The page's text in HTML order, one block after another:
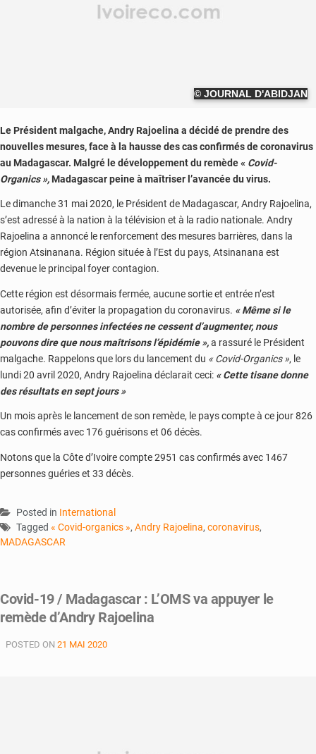
© JOURNAL D'ABIDJAN
Le Président malgache, Andry Rajoelina a décidé de prendre des
nouvelles mesures, face à la hausse des cas confirmés de coronavirus
au Madagascar. Malgré le développement du remède « Covid-
Organics », Madagascar peine à maîtriser l’avancée du virus.
Le dimanche 31 mai 2020, le Président de Madagascar, Andry Rajoelina,
s’est adressé à la nation à la télévision et à la radio nationale. Andry
Rajoelina a annoncé le renforcement des mesures barrières, dans la
région Atsinanana. Région située à l’Est du pays, Atsinanana est
devenue le principal foyer contagion.
Cette région est désormais fermée, aucune sortie et entrée n’est
autorisée, afin d’éviter la propagation du coronavirus. « Même si le
nombre de personnes infectées ne cessent d’augmenter, nous
pouvons dire que nous maîtrisons l’épidémie »,a rassuré le Président
malgache. Rappelons que lors du lancement du « Covid-Organics », le
lundi 20 avril 2020, Andry Rajoelina déclarait ceci: « Cette tisane donne
des résultats en sept jours »
Un mois après le lancement de son remède, le pays compte à ce jour 826
cas confirmés avec 176 guérisons et 06 décès.
Notons que la Côte d’Ivoire compte 2951 cas confirmés avec 1467
personnes guéries et 33 décès.
Posted in International
Tagged « Covid-organics », Andry Rajoelina, coronavirus,
MADAGASCAR
Covid-19 / Madagascar : L’OMS va appuyer le
remède d’Andry Rajoelina
POSTED ON 21 MAI 2020